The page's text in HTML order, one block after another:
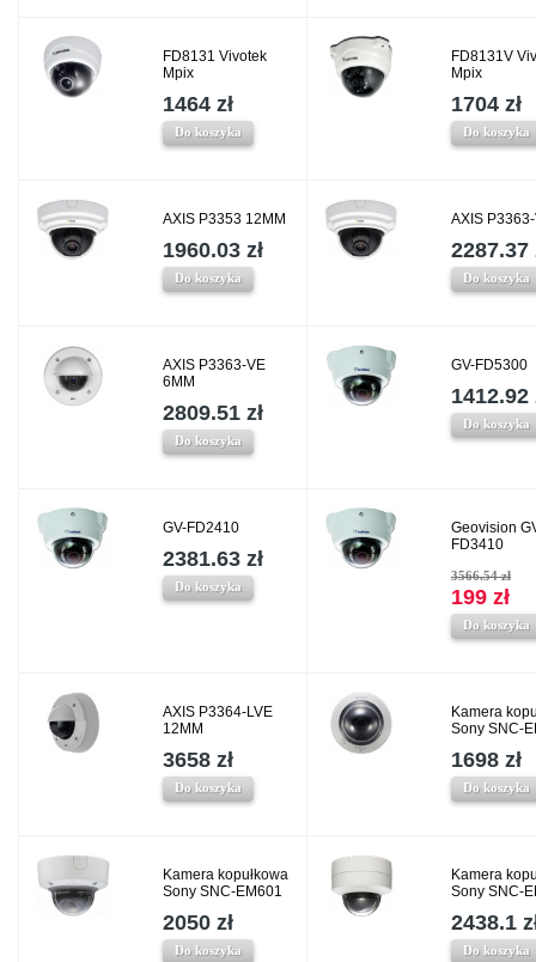
FD8131 Vivotek
Mpix
1464 zł
Do koszyka
FD8131V
Mpix
1704 zł
Do koszyka
AXIS P3353 12MM
1960.03 zł
Do koszyka
AXIS
2287.37
Do koszyka
AXIS P3363-VE
6MM
2809.51 zł
Do koszyka
GV-FD5300
1412.92
Do koszyka
GV-FD2410
2381.63 zł
Do koszyka
Geovision
FD3410
3566.54 zł
199 zł
Do koszyka
AXIS P3364-LVE
12MM
3658 zł
Do koszyka
Kamera
Sony SNC-
1698 zł
Do koszyka
Kamera kopułkowa
Sony SNC-EM601
2050 zł
Do koszyka
Kamera
Sony SNC-
2438.1
Do koszyka